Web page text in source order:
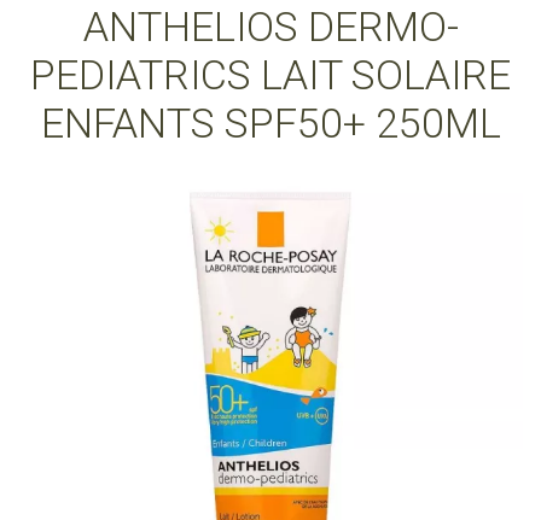
ANTHELIOS DERMO-
PEDIATRICS LAIT SOLAIRE
ENFANTS SPF50+ 250ML